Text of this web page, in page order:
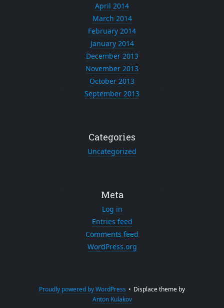
April 2014
March 2014
February 2014
January 2014
December 2013
November 2013
October 2013
September 2013
Categories
Uncategorized
Meta
Log in
Entries feed
Comments feed
WordPress.org
Proudly powered by WordPress • Displace theme by
Anton Kulakov